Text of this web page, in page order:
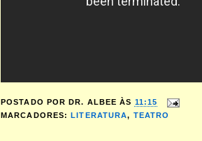
POSTADO POR DR. ALBEE ÀS 11:15
MARCADORES:LITERATURA, TEATRO